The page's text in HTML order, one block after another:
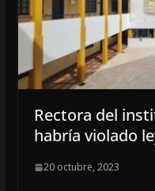
Rectora del
habría violado
20 octubre, 2023